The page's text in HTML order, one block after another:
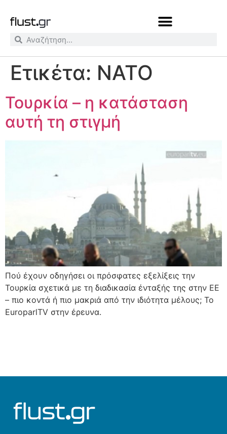
Ετικέτα: ΝΑΤΟ
Τουρκία – η κατάσταση
αυτή τη στιγμή
Πού έχουν οδηγήσει οι πρόσφατες εξελίξεις την
Τουρκία σχετικά με τη διαδικασία ένταξής της στην ΕΕ
– πιο κοντά ή πιο μακριά από την ιδιότητα μέλους; Το
EuroparlTV στην έρευνα.